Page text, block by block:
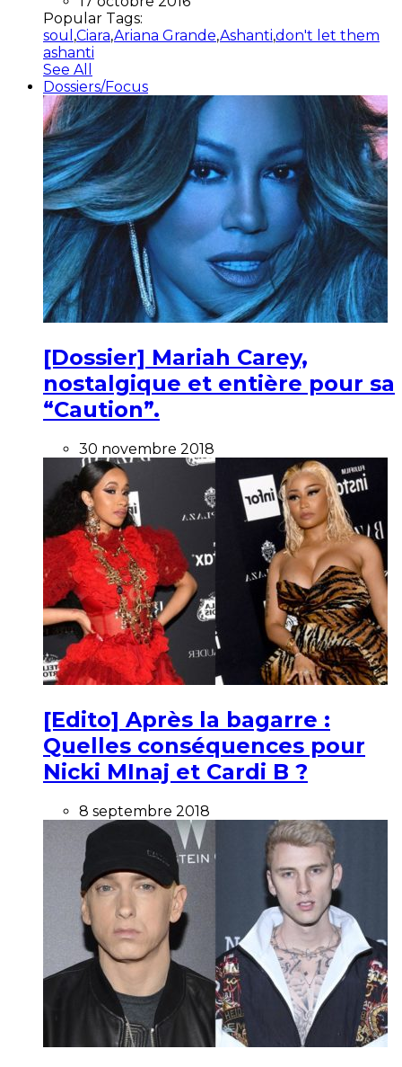
Popular Tags:
soul ,Ciara,Ariana Grande,Ashanti,don't let them
ashanti
See All
Dossiers/Focus
[Dossier] Mariah Carey,
nostalgique et entière pour sa
“Caution”.
30 novembre 2018
[Edito] Après la bagarre :
Quelles conséquences pour
Nicki MInaj et Cardi B ?
8 septembre 2018